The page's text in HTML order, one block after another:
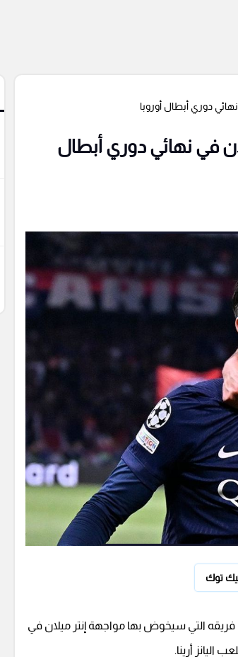
دوري أبطال أوروبا
في نهائي دوري أبطال
توك
التي سيخوض بها مواجهة إنتر ميلان في
أرينا.